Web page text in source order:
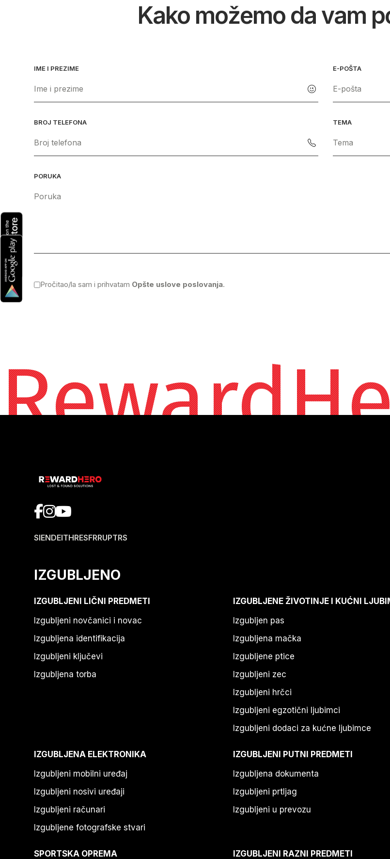
Kako možemo da vam
IME I PREZIME E-POŠTA
BROJ TELEFONA TEMA
PORUKA
Pročitao/la sam i prihvatam Opšte uslove poslovanja.
SIENDEITHRESFRRUPTRS
IZGUBLJENO
IZGUBLJENI LIČNI PREDMETI
Izgubljeni novčanici i novac
Izgubljena identifikacija
Izgubljeni ključevi
Izgubljena torba
IZGUBLJENE ŽIVOTINJE I KUĆNI
Izgubljen pas
Izgubljena mačka
Izgubljene ptice
Izgubljeni zec
Izgubljeni hrčci
Izgubljeni egzotični ljubimci
Izgubljeni dodaci za kućne ljubimce
IZGUBLJENA ELEKTRONIKA
Izgubljeni mobilni uređaj
Izgubljeni nosivi uređaji
Izgubljeni računari
Izgubljene fotografske stvari
IZGUBLJENI PUTNI PREDMETI
Izgubljena dokumenta
Izgubljeni prtljag
Izgubljeni u prevozu
SPORTSKA OPREMA IZGUBLJENI RAZNI PREDMETI